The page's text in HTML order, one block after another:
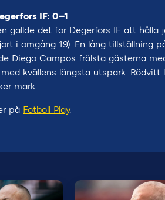
IF: 0–1
gällde det för Degerfors IF att hålla
i omgång 19). En lång tillställning
Diego Campos frälsta gästerna
kvällens längsta utspark.
mark.
på Fotboll Play.